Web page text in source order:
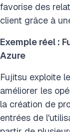
favorise des
client grâce à
Exemple réel :
Azure
Fujitsu exploite
améliorer les
la création de
entrées de